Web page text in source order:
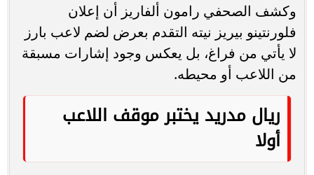
وكشف الصحفي رامون ألفاريز أن إعلان
فلورنتينو بيريز نيته التقدم بعرض لضم لاعب بارز
لا يأتي من فراغ، بل يعكس وجود إشارات مسبقة
من اللاعب أو محيطه.
ريال مدريد يختبر موقف اللاعب
أولا